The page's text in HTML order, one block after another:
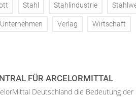
Stahl Stahlindustrie
Unternehmen Verlag Wirtschaft
FÜR ARCELORMITTAL
Deutschland die Bedeutung der